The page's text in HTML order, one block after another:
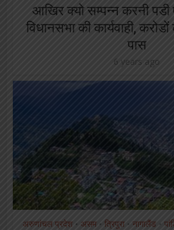
आखिर क्यो सम्पन्न करनी
विधानसभा की कार्यवाही,
पास
6 years ago
अरुणांचल प्रदेश • असम • त्रिपुरा • नागालैंड